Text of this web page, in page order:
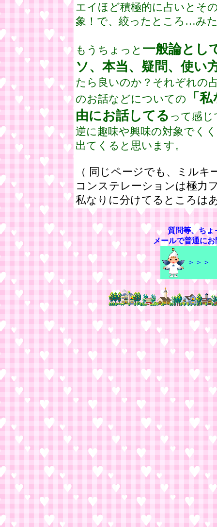
エイほど積極的に占いとそ
象！で、絞ったところ…み
もうちょっと 一般論とし
ソ、本当、疑問、使い
たら良いのか？それぞれの
のお話などについての
「
由にお話してる って感じ
逆に趣味や興味の対象でく
出てくると思います。
（ 同じページでも、ミル
コンステレーションは極力
私なりに分けてるところは
質問等、ちょ
メールで普通に
＞＞